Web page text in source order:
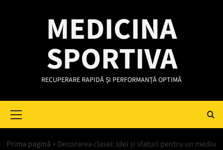
MEDICINA
SPORTIVA
RECUPERARE RAPIDĂ ȘI PERFORMANȚĂ OPTIMĂ
Menu
Prima pagină » Decorarea clasei: Idei și sfaturi pentru un mediu